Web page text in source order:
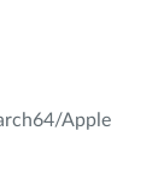
Apple